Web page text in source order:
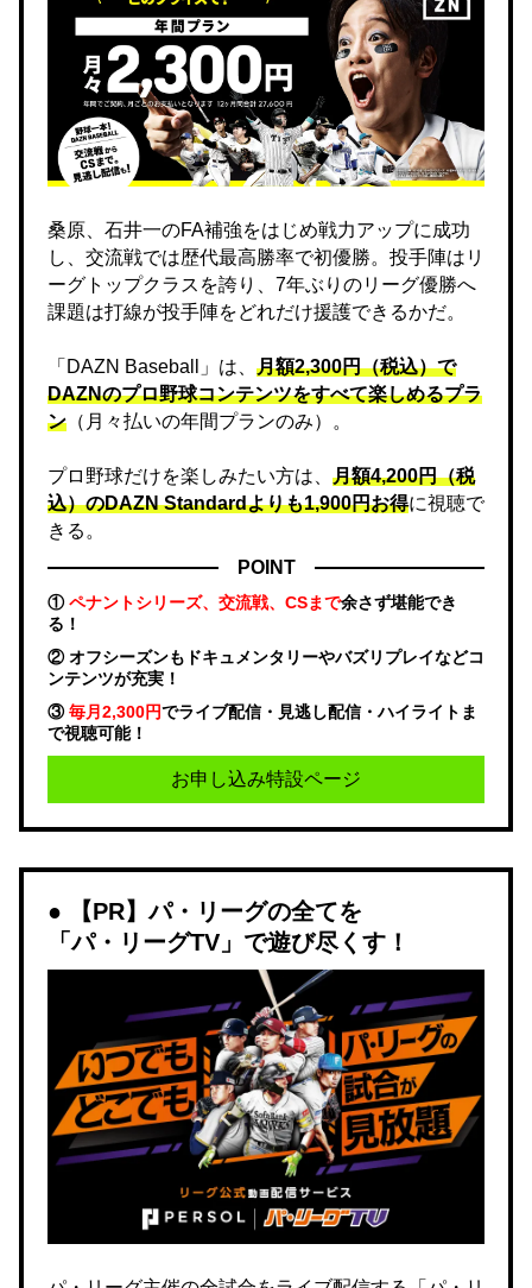
桑原、石井一のFA補強をはじめ戦力アップに成功
し、交流戦では歴代最高勝率で初優勝。投手陣はリ
ーグトップクラスを誇り、7年ぶりのリーグ優勝へ
課題は打線が投手陣をどれだけ援護できるかだ。
「DAZN Baseball」は、 月額2,300円（税込）で
DAZNのプロ野球コンテンツをすべて楽しめるプラ
ン （月々払いの年間プランのみ）。
プロ野球だけを楽しみたい方は、 月額4,200円（税
込）のDAZN Standard​よりも1,900円お得に視聴で
きる。
POINT
①ペナントシリーズ、交流戦、CSまで余さず堪能でき
る！
② オフシーズンもドキュメンタリーやバズリプレイなどコ
ンテンツが充実！
③毎月2,300円でライブ配信・見逃し配信・ハイライトま
で視聴可能！
お申し込み特設ページ
【PR】パ・リーグの全てを
「パ・リーグTV」で遊び尽くす！